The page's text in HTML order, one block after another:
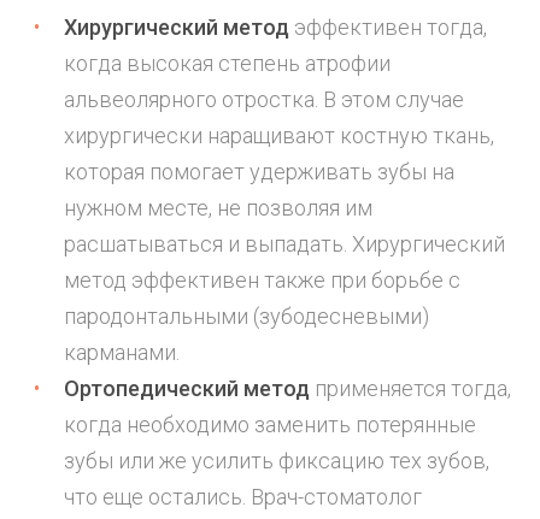
Хирургический метод эффективен тогда,
когда высокая степень атрофии
альвеолярного отростка. В этом случае
хирургически наращивают костную ткань,
которая помогает удерживать зубы на
нужном месте, не позволяя им
расшатываться и выпадать. Хирургический
метод эффективен также при борьбе с
пародонтальными (зубодесневыми)
карманами.
Ортопедический метод применяется тогда,
когда необходимо заменить потерянные
зубы или же усилить фиксацию тех зубов,
что еще остались. Врач-стоматолог